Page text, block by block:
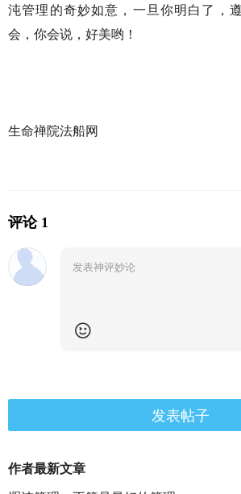
沌管理的奇妙如意，一旦你明白了，
会，你会说，好美哟！
生命禅院法船网
评论 1
发表帖子
作者最新文章